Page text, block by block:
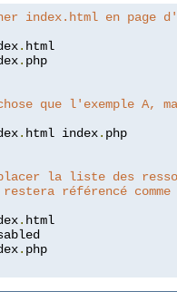
index.html en page
. html
.
chose que l'exemple
. html index.
la liste des
référencé
. html
.